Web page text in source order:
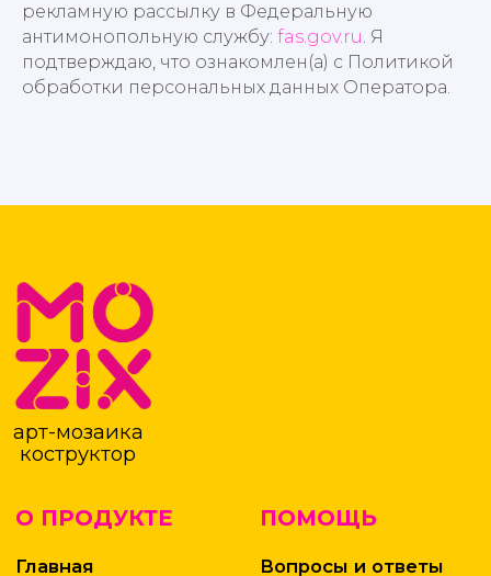
рекламную рассылку в Федеральную
антимонопольную службу: fas.gov.ru. Я
подтверждаю, что ознакомлен(а) с Политикой
обработки персональных данных Оператора.
Обратная связь
+7 (800)2222-4-93
Российская Федерация, 350000,
г. Краснодар, ул. Бабушкина 220
КОНТАКТЫ
О ПРОДУКТЕ
арт-мозаика
коструктор